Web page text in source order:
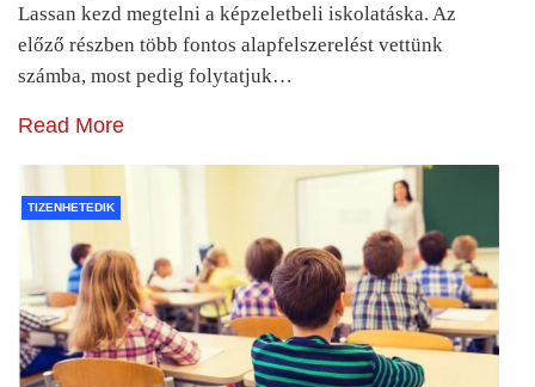
Lassan kezd megtelni a képzeletbeli iskolatáska. Az
előző részben több fontos alapfelszerelést vettünk
számba, most pedig folytatjuk…
Read More
TIZENHETEDIK